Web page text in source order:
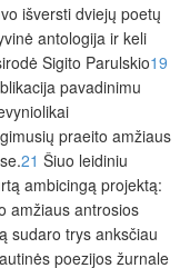
išversti dviejų poetų
antologija ir keli
Sigito Parulskio19
pavadinimu
praeito amžiaus
21 Šiuo leidiniu
ambicingą projektą:
amžiaus antrosios
sudaro trys anksčiau
poezijos žurnale